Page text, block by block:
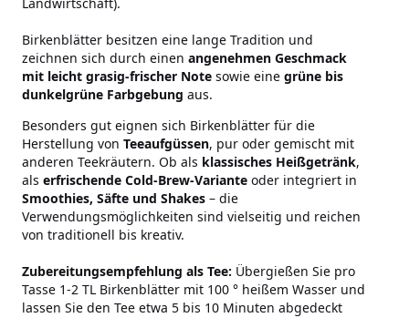
Birkenblätter besitzen eine lange Tradition und
zeichnen sich durch einen angenehmen Geschmack
mit leicht grasig-frischer Note sowie eine grüne bis
dunkelgrüne Farbgebung aus.
Besonders gut eignen sich Birkenblätter für die
Herstellung von Teeaufgüssen, pur oder gemischt mit
anderen Teekräutern. Ob als klassisches Heißgetränk,
als erfrischende Cold-Brew-Variante oder integriert in
Smoothies, Säfte und Shakes – die
Verwendungsmöglichkeiten sind vielseitig und reichen
von traditionell bis kreativ.
Zubereitungsempfehlung als Tee: Übergießen Sie pro
Tasse 1-2 TL Birkenblätter mit 100 ° heißem Wasser und
lassen Sie den Tee etwa 5 bis 10 Minuten abgedeckt